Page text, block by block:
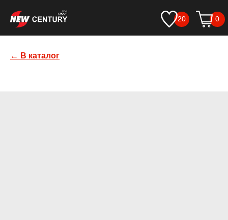
0
20
← В каталог